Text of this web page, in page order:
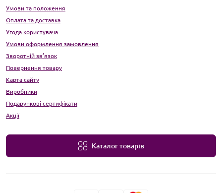
Умови та положення
Оплата та доставка
Угода користувача
Умови оформлення замовлення
Зворотній зв’язок
Повернення товару
Карта сайту
Виробники
Подарункові сертифікати
Акції
Каталог товарів